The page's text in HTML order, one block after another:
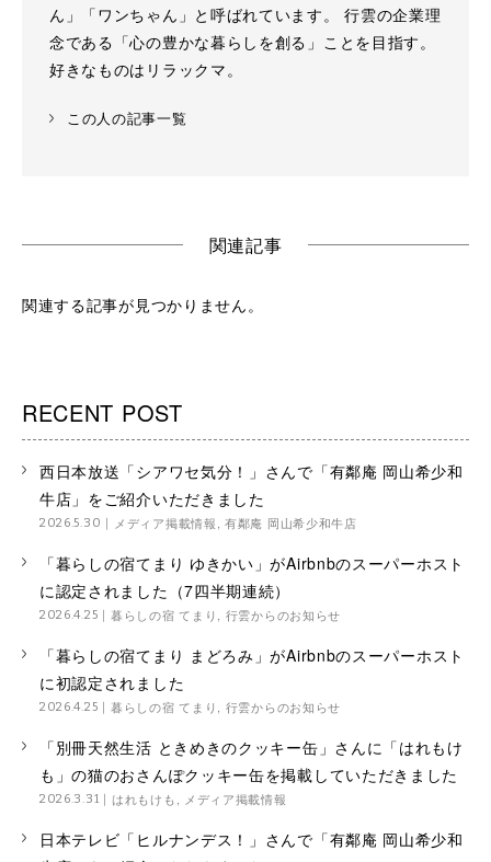
ん」「ワンちゃん」と呼ばれています。 行雲の企業理
念である「心の豊かな暮らしを創る」ことを目指す。
好きなものはリラックマ。
この人の記事一覧
関連記事
関連する記事が見つかりません。
RECENT POST
西日本放送「シアワセ気分！」さんで「有鄰庵 岡山希少和
牛店」をご紹介いただきました
2026.5.30 メディア掲載情報,有鄰庵 岡山希少和牛店
「暮らしの宿てまり ゆきかい」がAirbnbのスーパーホスト
に認定されました（7四半期連続）
2026.4.25 暮らしの宿 てまり , 行雲からのお知らせ
「暮らしの宿てまり まどろみ」がAirbnbのスーパーホスト
に初認定されました
2026.4.25 暮らしの宿 てまり , 行雲からのお知らせ
「別冊天然生活 ときめきのクッキー缶」さんに「はれもけ
も」の猫のおさんぽクッキー缶を掲載していただきました
2026.3.31 はれもけも , メディア掲載情報
日本テレビ「ヒルナンデス！」さんで「有鄰庵 岡山希少和